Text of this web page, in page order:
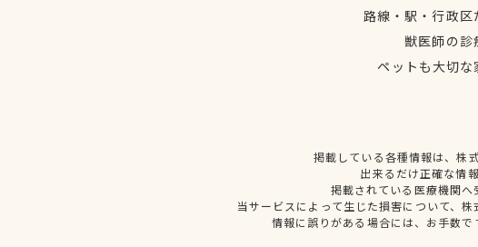
路線・駅・行政区
獣医師の診
ペットも大切な
掲載している各種情報は、株
出来るだけ正確な情
掲載されている医療機関へ
当サービスによって生じた損害について、
情報に誤りがある場合には、お手数